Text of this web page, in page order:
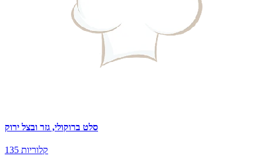
סלט ברוקולי, גזר ובצל ירוק
135 קלוריות